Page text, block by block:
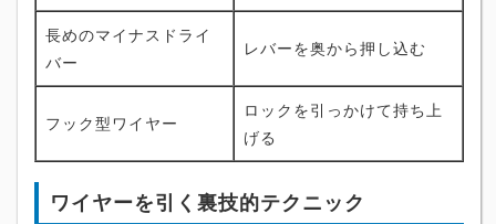
長めのマイナスドライ
バー
レバーを奥から押し込む
フック型ワイヤー
ロックを引っかけて持ち上
げる
ワイヤーを引く裏技的テクニック